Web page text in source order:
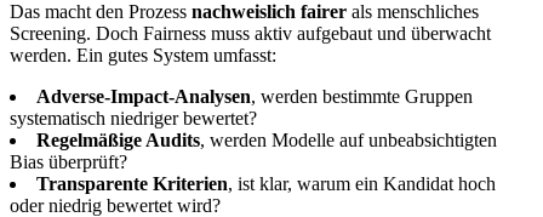
Das macht den Prozess nachweislich fairer als menschliches
Screening. Doch Fairness muss aktiv aufgebaut und überwacht
werden. Ein gutes System umfasst:
Adverse-Impact-Analysen, werden bestimmte Gruppen
systematisch niedriger bewertet?
Regelmäßige Audits, werden Modelle auf unbeabsichtigten
Bias überprüft?
Transparente Kriterien, ist klar, warum ein Kandidat hoch
oder niedrig bewertet wird?